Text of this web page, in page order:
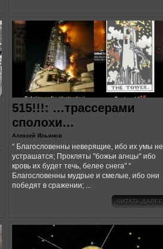
515!!!: …трассерами
сполохи…
Алексей Ильинов
“ Благословенны неверящие, ибо их умы не
устрашатся; Прокляты "божьи агнцы" ибо
кровь их будет течь, белее снега” “
Благословенны мудрые и смелые, ибо они
победят в сражении; ...
ЧИТАТЬ ДАЛЕЕ